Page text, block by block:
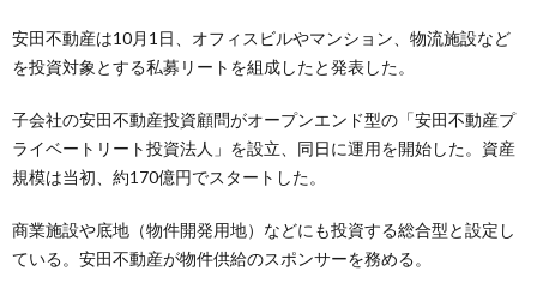
安田不動産は10月1日、オフィスビルやマンション、物流施設など
を投資対象とする私募リートを組成したと発表した。
子会社の安田不動産投資顧問がオープンエンド型の「安田不動産プ
ライベートリート投資法人」を設立、同日に運用を開始した。資産
規模は当初、約170億円でスタートした。
商業施設や底地（物件開発用地）などにも投資する総合型と設定し
ている。安田不動産が物件供給のスポンサーを務める。